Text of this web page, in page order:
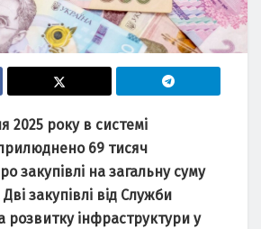
2025 року в системі
69 тисяч
закупівлі на загальну суму
закупівлі від Служби
розвитку інфраструктури у